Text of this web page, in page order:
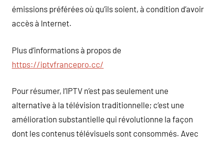
émissions préférées où qu’ils soient, à condition d’avoir
accès à Internet.
Plus d’informations à propos de
https://iptvfrancepro.cc/
Pour résumer, l’IPTV n’est pas seulement une
alternative à la télévision traditionnelle; c’est une
amélioration substantielle qui révolutionne la façon
dont les contenus télévisuels sont consommés. Avec